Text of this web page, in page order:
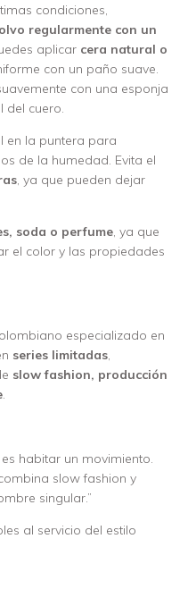
condiciones,
regularmente con un
aplicar cera natural o
con un paño suave.
con una esponja
del cuero.
en la puntera para
de la humedad. Evita el
, ya que pueden dejar
soda o perfume, ya que
el color y las propiedades
especializado en
series limitadas,
slow fashion, producción
.
habitar un movimiento.
slow fashion y
singular.”
al servicio del estilo